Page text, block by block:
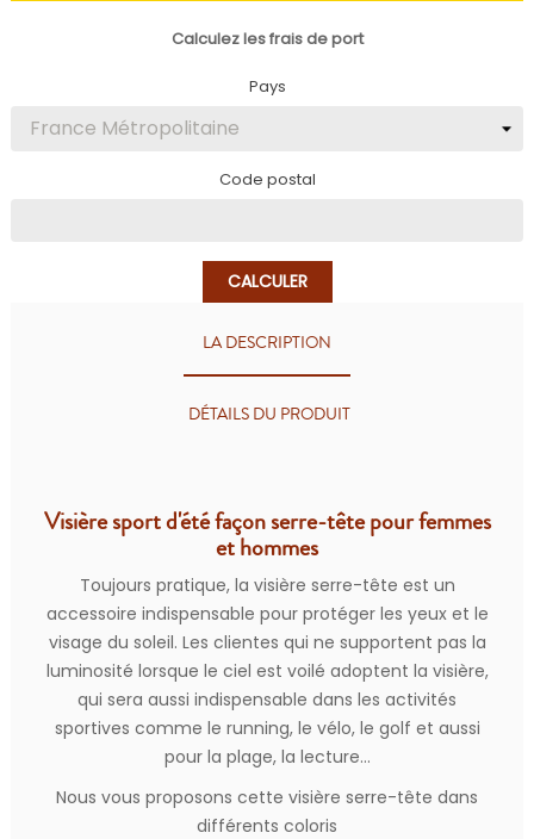
Calculez les frais de port
Pays
Code postal
CALCULER
LA DESCRIPTION
DÉTAILS DU PRODUIT
Visière sport d'été façon serre-tête pour femmes
et hommes
Toujours pratique, la visière serre-tête est un
accessoire indispensable pour protéger les yeux et le
visage du soleil. Les clientes qui ne supportent pas la
luminosité lorsque le ciel est voilé adoptent la visière,
qui sera aussi indispensable dans les activités
sportives comme le running, le vélo, le golf et aussi
pour la plage, la lecture...
Nous vous proposons cette visière serre-tête dans
différents coloris